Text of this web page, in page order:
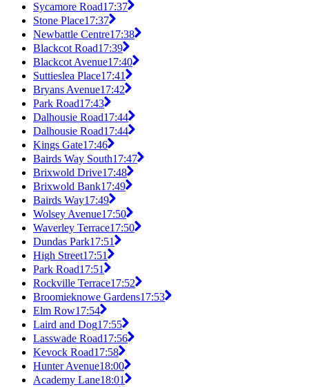
Sycamore Road17:37
Stone Place17:37
Newbattle Centre17:38
Blackcot Road17:39
Blackcot Avenue17:40
Suttieslea Place17:41
Bryans Avenue17:42
Park Road17:43
Dalhousie Road17:44
Dalhousie Road17:44
Kings Gate17:46
Bairds Way South17:47
Brixwold Drive17:48
Brixwold Bank17:49
Bairds Way17:49
Wolsey Avenue17:50
Waverley Terrace17:50
Dundas Park17:51
High Street17:51
Park Road17:51
Rockville Terrace17:52
Broomieknowe Gardens17:53
Elm Row17:54
Laird and Dog17:55
Lasswade Road17:56
Kevock Road17:58
Hunter Avenue18:00
Academy Lane18:01